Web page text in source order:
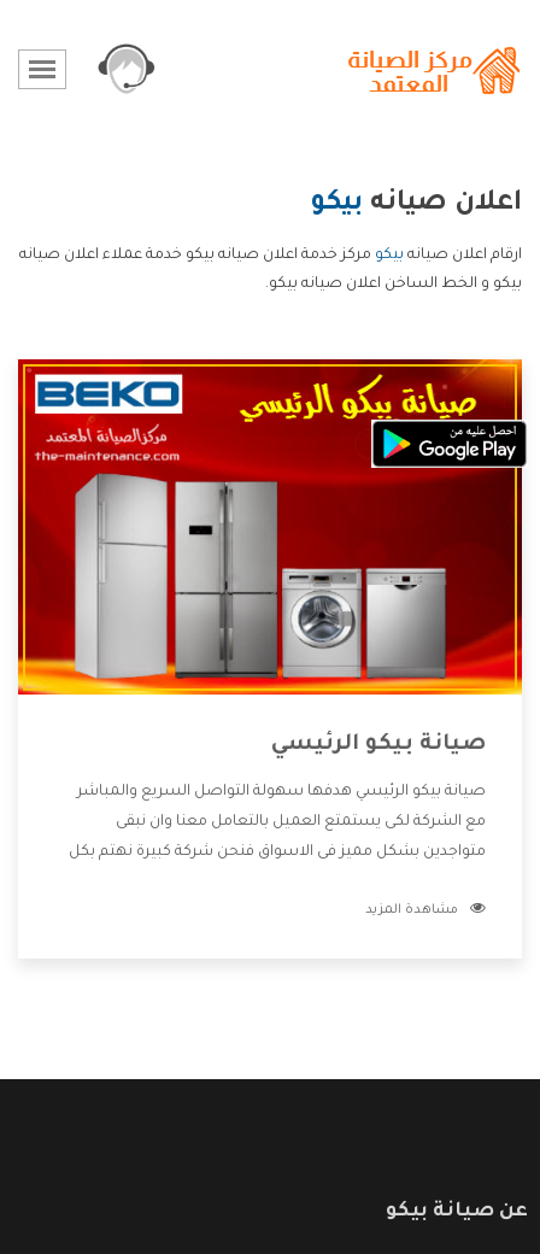
اعلان صيانه بيكو
ارقام اعلان صيانه بيكو مركز خدمة اعلان صيانه بيكو خدمة عملاء اعلان صيانه
بيكو و الخط الساخن اعلان صيانه بيكو.
صيانة بيكو الرئيسي
صيانة بيكو الرئيسي هدفها سهولة التواصل السريع والمباشر
مع الشركة لكى يستمتع العميل بالتعامل معنا وان نبقى
متواجدين بشكل مميز فى الاسواق فنحن شركة كبيرة نهتم بكل
الشركة بها والتى تكون منها خدمة الصيانة التى تكون من أهم
مشاهدة المزيد
عن صيانة بيكو